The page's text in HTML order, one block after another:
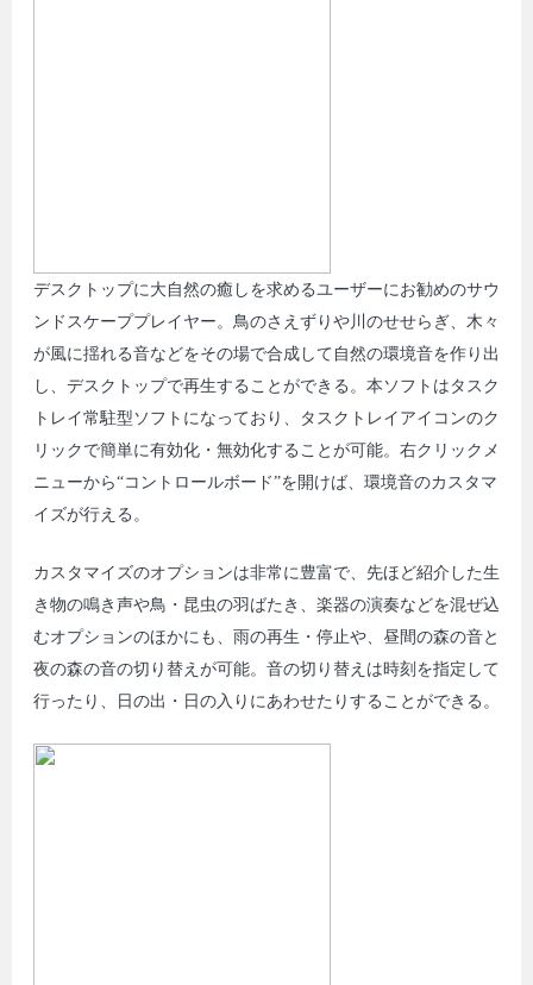
デスクトップに大自然の癒しを求めるユーザーにお勧めのサウ
ンドスケーププレイヤー。鳥のさえずりや川のせせらぎ、木々
が風に揺れる音などをその場で合成して自然の環境音を作り出
し、デスクトップで再生することができる。本ソフトはタスク
トレイ常駐型ソフトになっており、タスクトレイアイコンのク
リックで簡単に有効化・無効化することが可能。右クリックメ
ニューから“コントロールボード”を開けば、環境音のカスタマ
イズが行える。
カスタマイズのオプションは非常に豊富で、先ほど紹介した生
き物の鳴き声や鳥・昆虫の羽ばたき、楽器の演奏などを混ぜ込
むオプションのほかにも、雨の再生・停止や、昼間の森の音と
夜の森の音の切り替えが可能。音の切り替えは時刻を指定して
行ったり、日の出・日の入りにあわせたりすることができる。